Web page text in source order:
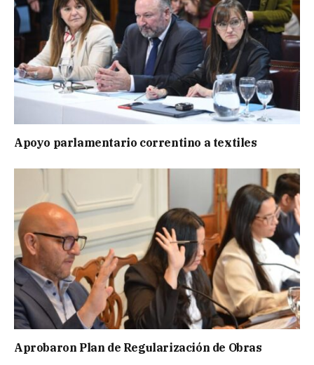
Apoyo parlamentario correntino a textiles
Aprobaron Plan de Regularización de Obras